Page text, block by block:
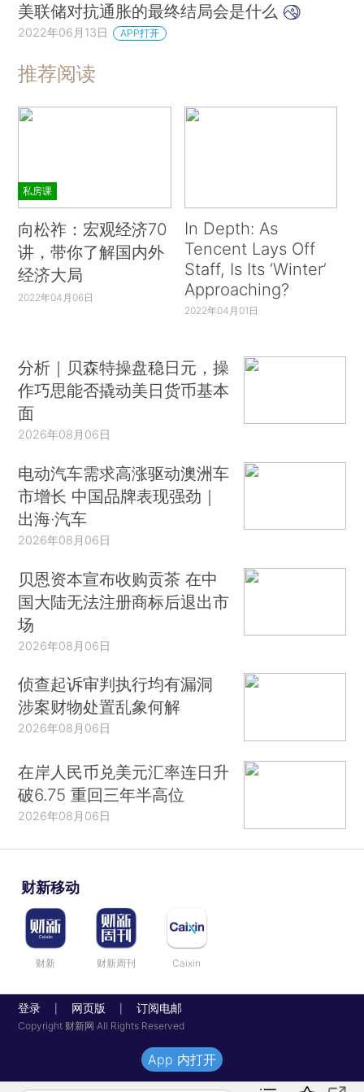
美联储对抗通胀的最终结局会是什么
2022年06月13日 APP打开
推荐阅读
私房课
向松祚：宏观经济70
讲，带你了解国内外
经济大局
2022年04月06日
In Depth: As
Tencent Lays Off
Staff, Is Its ‘Winter’
Approaching?
2022年04月01日
分析｜贝森特操盘稳日元，操
作巧思能否撬动美日货币基本
面
2026年08月06日
电动汽车需求高涨驱动澳洲车
市增长 中国品牌表现强劲｜
出海·汽车
2026年08月06日
贝恩资本宣布收购贡茶 在中
国大陆无法注册商标后退出市
场
2026年08月06日
侦查起诉审判执行均有漏洞
涉案财物处置乱象何解
2026年08月06日
在岸人民币兑美元汇率连日升
破6.75 重回三年半高位
2026年08月06日
财新移动
财新 财新周刊 Caixin
登录 网页版 订阅电邮
Copyright 财新网 All Rights Reserved
App 内打开